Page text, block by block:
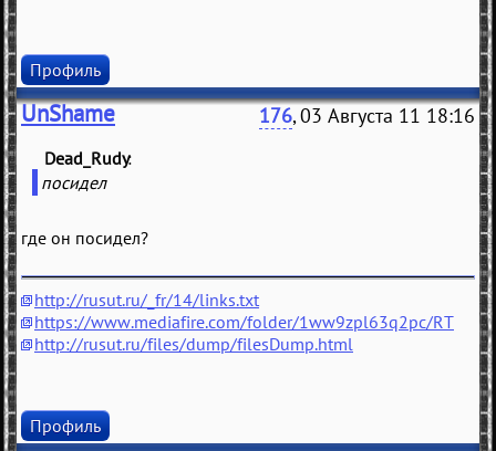
Профиль
UnShame 176, 03 Августа 11 18:16
Dead_Rudy
посидел
где он посидел?
http://rusut.ru/_fr/14/links.txt
https://www.mediafire.com/folder/1ww9zpl63q2pc/RT
http://rusut.ru/files/dump/filesDump.html
Профиль